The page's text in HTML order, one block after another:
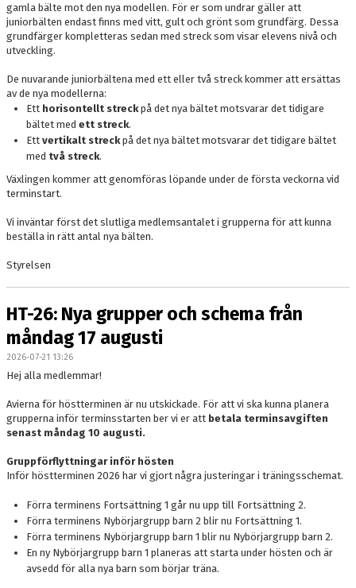
gamla bälte mot den nya modellen. För er som undrar gäller att
juniorbälten endast finns med vitt, gult och grönt som grundfärg. Dessa
grundfärger kompletteras sedan med streck som visar elevens nivå och
utveckling.
De nuvarande juniorbältena med ett eller två streck kommer att ersättas
av de nya modellerna:
Ett horisontellt streck på det nya bältet motsvarar det tidigare
bältet med ett streck.
Ett vertikalt streck på det nya bältet motsvarar det tidigare bältet
med två streck.
Växlingen kommer att genomföras löpande under de första veckorna vid
terminstart.
Vi inväntar först det slutliga medlemsantalet i grupperna för att kunna
beställa in rätt antal nya bälten.
Styrelsen
HT-26: Nya grupper och schema från
måndag 17 augusti
2026-07-21 13:26
Hej alla medlemmar!
Avierna för höstterminen är nu utskickade. För att vi ska kunna planera
grupperna inför terminsstarten ber vi er att betala terminsavgiften
senast måndag 10 augusti.
Gruppförflyttningar inför hösten
Inför höstterminen 2026 har vi gjort några justeringar i träningsschemat.
Förra terminens Fortsättning 1 går nu upp till Fortsättning 2.
Förra terminens Nybörjargrupp barn 2 blir nu Fortsättning 1.
Förra terminens Nybörjargrupp barn 1 blir nu Nybörjargrupp barn 2.
En ny Nybörjargrupp barn 1 planeras att starta under hösten och är
avsedd för alla nya barn som börjar träna.